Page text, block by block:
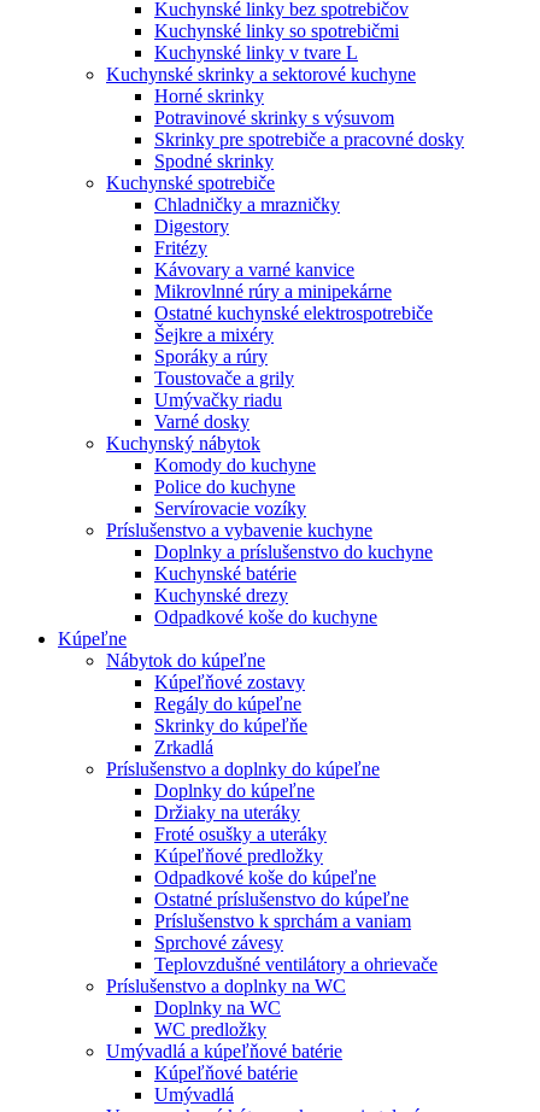
Kuchynské linky bez spotrebičov
Kuchynské linky so spotrebičmi
Kuchynské linky v tvare L
Kuchynské skrinky a sektorové kuchyne
Horné skrinky
Potravinové skrinky s výsuvom
Skrinky pre spotrebiče a pracovné dosky
Spodné skrinky
Kuchynské spotrebiče
Chladničky a mrazničky
Digestory
Fritézy
Kávovary a varné kanvice
Mikrovlnné rúry a minipekárne
Ostatné kuchynské elektrospotrebiče
Šejkre a mixéry
Sporáky a rúry
Toustovače a grily
Umývačky riadu
Varné dosky
Kuchynský nábytok
Komody do kuchyne
Police do kuchyne
Servírovacie vozíky
Príslušenstvo a vybavenie kuchyne
Doplnky a príslušenstvo do kuchyne
Kuchynské batérie
Kuchynské drezy
Odpadkové koše do kuchyne
Kúpeľne
Nábytok do kúpeľne
Kúpeľňové zostavy
Regály do kúpeľne
Skrinky do kúpeľňe
Zrkadlá
Príslušenstvo a doplnky do kúpeľne
Doplnky do kúpeľne
Držiaky na uteráky
Froté osušky a uteráky
Kúpeľňové predložky
Odpadkové koše do kúpeľne
Ostatné príslušenstvo do kúpeľne
Príslušenstvo k sprchám a vaniam
Sprchové závesy
Teplovzdušné ventilátory a ohrievače
Príslušenstvo a doplnky na WC
Doplnky na WC
WC predložky
Umývadlá a kúpeľňové batérie
Kúpeľňové batérie
Umývadlá